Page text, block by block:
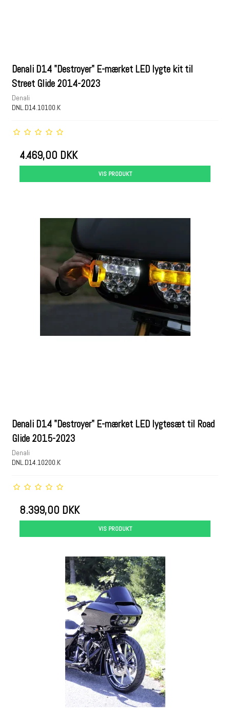
Denali D14 "Destroyer" E-mærket LED lygte kit til
Street Glide 2014-2023
Denali
DNL.D14.10100.K
4.469,00 DKK
VIS PRODUKT
Denali D14 "Destroyer" E-mærket LED lygtesæt til Road
Glide 2015-2023
Denali
DNL.D14.10200.K
8.399,00 DKK
VIS PRODUKT